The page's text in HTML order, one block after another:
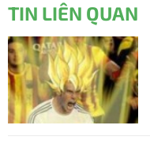
TIN LIÊN QUAN